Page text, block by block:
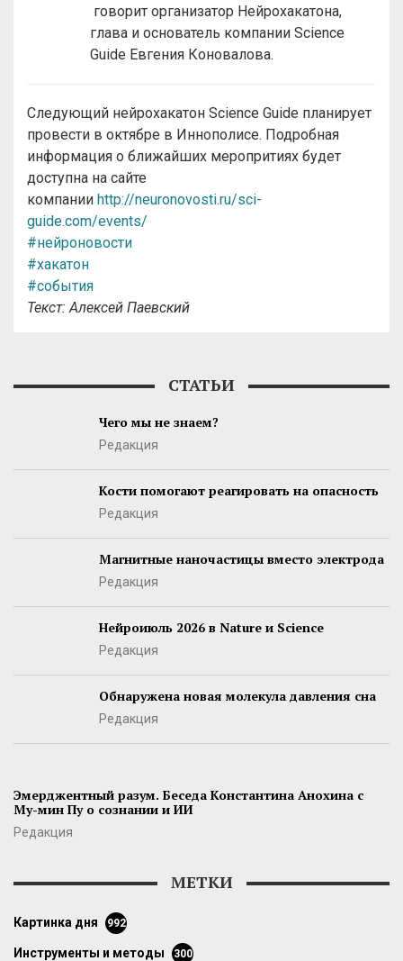
говорит организатор Нейрохакатона,
глава и основатель компании Science
Guide Евгения Коновалова.
Следующий нейрохакатон Science Guide планирует
провести в октябре в Иннополисе. Подробная
информация о ближайших меропритиях будет
доступна на сайте
компании http://neuronovosti.ru/sci-
guide.com/events/
#нейроновости
#хакатон
#события
Текст: Алексей Паевский
СТАТЬИ
Чего мы не знаем?
Редакция
Кости помогают реагировать на опасность
Редакция
Магнитные наночастицы вместо электрода
Редакция
Нейроиюль 2026 в Nature и Science
Редакция
Обнаружена новая молекула давления сна
Редакция
Эмерджентный разум. Беседа Константина Анохина с
Му-мин Пу о сознании и ИИ
Редакция
МЕТКИ
картинка дня 992
инструменты и методы 300